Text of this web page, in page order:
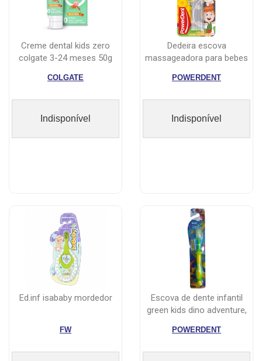
creme dental kids zero
colgate 3-24 meses 50g
COLGATE
Indisponível
dedeira escova
massageadora para bebes
POWERDENT
Indisponível
ed.inf isababy mordedor
FW
escova de dente infantil
green kids dino adventure,
POWERDENT